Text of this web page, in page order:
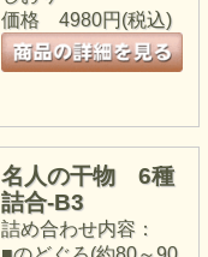
価格 4980円(税込)
名人の干物 6種
詰合-B3
詰め合わせ内容：